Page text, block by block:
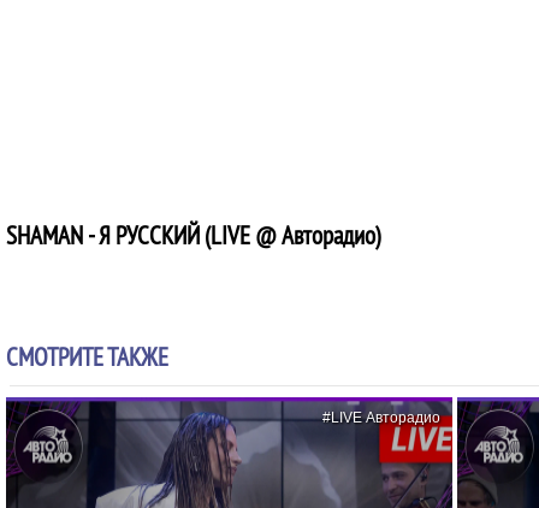
SHAMAN - Я РУССКИЙ (LIVE @ Авторадио)
СМОТРИТЕ ТАКЖЕ
#LIVE Авторадио